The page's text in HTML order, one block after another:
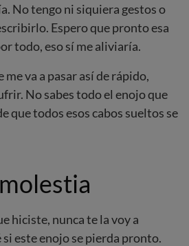
No tengo ni siquiera gestos o
Espero que pronto esa
todo, eso sí me aliviaría.
me va a pasar así de rápido,
No sabes todo el enojo que
que todos esos cabos sueltos se
hiciste, nunca te la voy a
si este enojo se pierda pronto.